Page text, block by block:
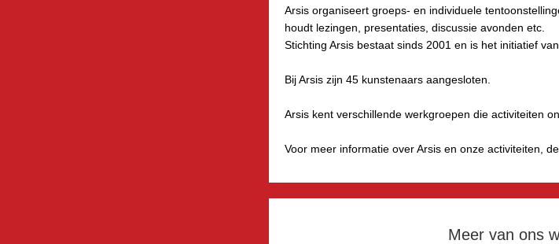
Arsis organiseert groeps- en individuele
houdt lezingen, presentaties, discussie avonden etc.
Stichting Arsis bestaat sinds 2001 en is het initiatief
Bij Arsis zijn 45 kunstenaars aangesloten.
Arsis kent verschillende werkgroepen die activiteiten
Voor meer informatie over Arsis en onze activiteiten,
Meer van ons